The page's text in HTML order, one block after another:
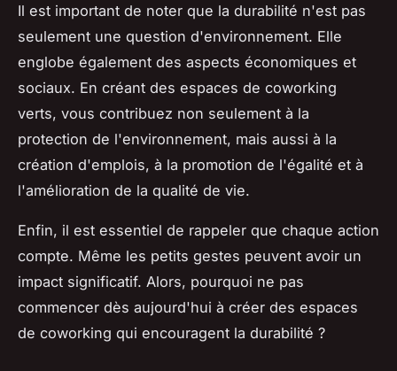
Il est important de noter que la durabilité n'est pas
seulement une question d'environnement. Elle
englobe également des aspects économiques et
sociaux. En créant des espaces de coworking
verts, vous contribuez non seulement à la
protection de l'environnement, mais aussi à la
création d'emplois, à la promotion de l'égalité et à
l'amélioration de la qualité de vie.
Enfin, il est essentiel de rappeler que chaque action
compte. Même les petits gestes peuvent avoir un
impact significatif. Alors, pourquoi ne pas
commencer dès aujourd'hui à créer des espaces
de coworking qui encouragent la durabilité ?